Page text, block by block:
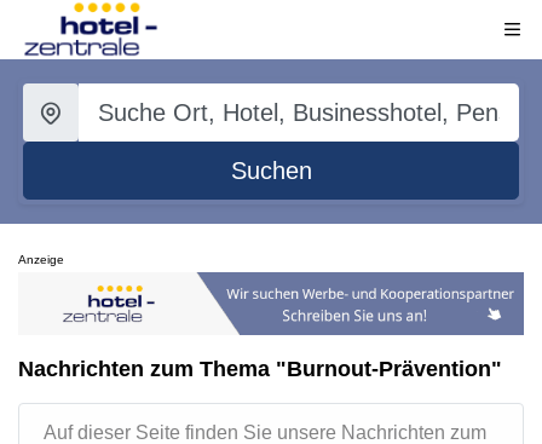
Suchen
Anzeige
Nachrichten zum Thema "Burnout-Prävention"
Auf dieser Seite finden Sie unsere Nachrichten zum